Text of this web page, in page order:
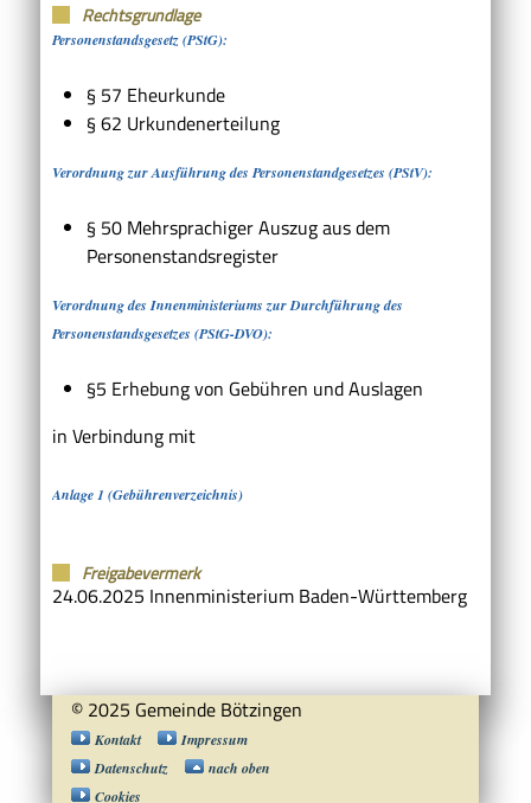
Rechtsgrundlage
Personenstandsgesetz (PStG):
§ 57 Eheurkunde
§ 62 Urkundenerteilung
Verordnung zur Ausführung des Personenstandgesetzes (PStV):
§ 50 Mehrsprachiger Auszug aus dem
Personenstandsregister
Verordnung des Innenministeriums zur Durchführung des
Personenstandsgesetzes (PStG-DVO):
§5 Erhebung von Gebühren und Auslagen
in Verbindung mit
Anlage 1 (Gebührenverzeichnis)
Freigabevermerk
24.06.2025 Innenministerium Baden-Württemberg
© 2025 Gemeinde Bötzingen
Kontakt
Impressum
Datenschutz
nach oben
Cookies